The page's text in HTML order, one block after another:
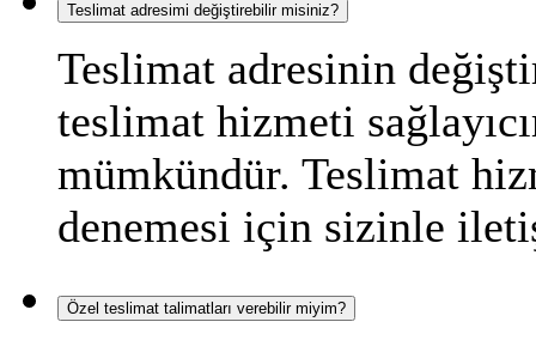
Teslimat adresimi değiştirebilir misiniz?
Teslimat adresinin
teslimat hizmeti
mümkündür. Teslimat
denemesi için sizinle
Özel teslimat talimatları verebilir miyim?